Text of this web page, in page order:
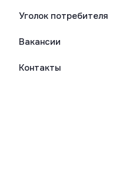
Уголок потребителя
Вакансии
Контакты